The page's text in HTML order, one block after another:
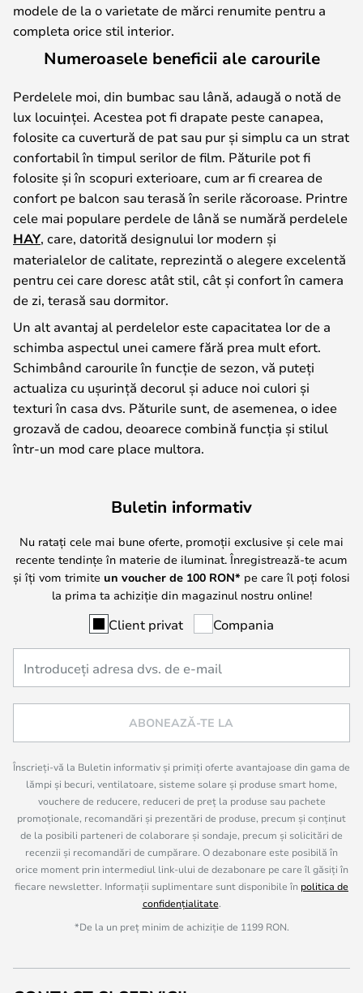
modele de la o varietate de mărci renumite pentru a
completa orice stil interior.
Numeroasele beneficii ale carourile
Perdelele moi, din bumbac sau lână, adaugă o notă de
lux locuinței. Acestea pot fi drapate peste canapea,
folosite ca cuvertură de pat sau pur și simplu ca un strat
confortabil în timpul serilor de film. Păturile pot fi
folosite și în scopuri exterioare, cum ar fi crearea de
confort pe balcon sau terasă în serile răcoroase. Printre
cele mai populare perdele de lână se numără perdelele
HAY, care, datorită designului lor modern și
materialelor de calitate, reprezintă o alegere excelentă
pentru cei care doresc atât stil, cât și confort în camera
de zi, terasă sau dormitor.
Un alt avantaj al perdelelor este capacitatea lor de a
schimba aspectul unei camere fără prea mult efort.
Schimbând carourile în funcție de sezon, vă puteți
actualiza cu ușurință decorul și aduce noi culori și
texturi în casa dvs. Păturile sunt, de asemenea, o idee
grozavă de cadou, deoarece combină funcția și stilul
într-un mod care place multora.
Buletin informativ
Nu ratați cele mai bune oferte, promoții exclusive și cele mai
recente tendințe în materie de iluminat. Înregistrează-te acum
și îți vom trimite un voucher de 100 RON* pe care îl poți folosi
la prima ta achiziție din magazinul nostru online!
Client privat Compania
ABONEAZĂ-TE LA
Înscrieți-vă la Buletin informativ și primiți oferte avantajoase din gama de
lămpi și becuri, ventilatoare, sisteme solare și produse smart home,
vouchere de reducere, reduceri de preț la produse sau pachete
promoționale, recomandări și prezentări de produse, precum și conținut
de la posibili parteneri de colaborare și sondaje, precum și solicitări de
recenzii și recomandări de cumpărare. O dezabonare este posibilă în
orice moment prin intermediul link-ului de dezabonare pe care îl găsiți în
fiecare newsletter. Informații suplimentare sunt disponibile în politica de
confidențialitate.
*De la un preț minim de achiziție de 1199 RON.